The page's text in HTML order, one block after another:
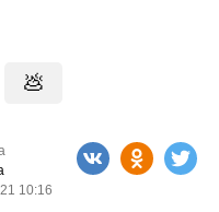
💩
10:16